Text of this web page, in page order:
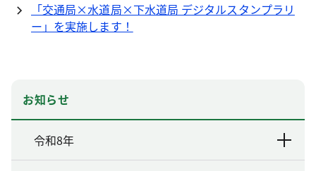
「交通局×水道局×下水道局 デジタルスタンプラリ
ー」を実施します！
お知らせ
令和8年